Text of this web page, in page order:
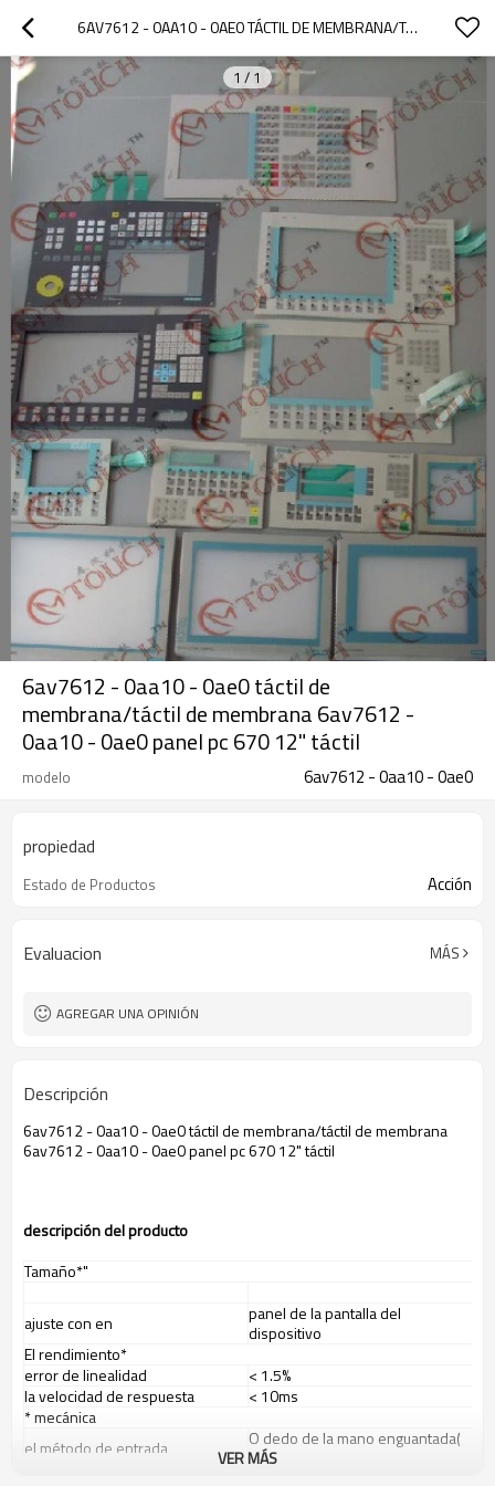
6AV7612 - 0AA10 - 0AE0 TÁCTIL DE MEMBRANA/TÁCTIL DE MEMBRANA 6AV7612 - 0AA10 - 0AE0 PANEL PC 670 12" TÁCTIL
1 / 1
6av7612 - 0aa10 - 0ae0 táctil de
membrana/táctil de membrana 6av7612 -
0aa10 - 0ae0 panel pc 670 12" táctil
modelo 6av7612 - 0aa10 - 0ae0
propiedad
Estado de Productos Acción
Evaluacion MÁS
AGREGAR UNA OPINIÓN
Descripción
6av7612 - 0aa10 - 0ae0 táctil de membrana/táctil de membrana
6av7612 - 0aa10 - 0ae0 panel pc 670 12" táctil
descripción del producto
Tamaño*"
ajuste con en
panel de la pantalla del
dispositivo
El rendimiento*
error de linealidad
< 1.5%
la velocidad de respuesta
< 10ms
* mecánica
el método de entrada
O dedo de la mano enguantada(
de goma, tela o de cuero)
VER MÁS